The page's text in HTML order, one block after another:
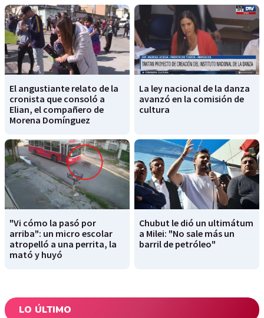
El angustiante relato de la
cronista que consoló a
Elian, el compañero de
Morena Domínguez
La ley nacional de la danza
avanzó en la comisión de
cultura
"Vi cómo la pasó por
arriba": un micro escolar
atropelló a una perrita, la
mató y huyó
Chubut le dió un ultimátum
a Milei: "No sale más un
barril de petróleo"
LO ÚLTIMO